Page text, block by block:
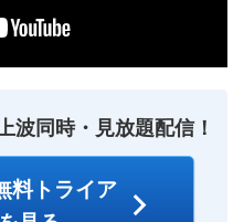
波同時・見放題配信！
料トライア